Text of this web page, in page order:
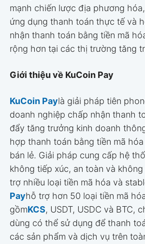
mạnh chiến lược địa phương
ứng dụng thanh toán thực tế và
nhận thanh toán bằng tiền mã
rộng hơn tại các thị trường tăng
Giới thiệu về KuCoin Pay
KuCoin Paylà giải pháp tiên
doanh nghiệp chấp nhận thanh
đẩy tăng trưởng kinh doanh
hợp thanh toán bằng tiền mã
bán lẻ. Giải pháp cung cấp hệ
không tiếp xúc, an toàn và
trợ nhiều loại tiền mã hóa và
Payhỗ trợ hơn 50 loại tiền mã
gồmKCS, USDT, USDC và BTC,
dùng có thể sử dụng để thanh
các sản phẩm và dịch vụ trên